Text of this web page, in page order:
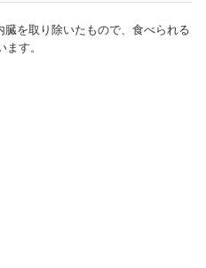
を取り除いたもので、食べられる
す。